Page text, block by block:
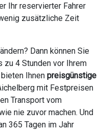
Ihr reservierter Fahrer
zusätzliche Zeit
Dann können Sie
zu 4 Stunden vor Ihrem
Ihnen preisgünstige
mit Festpreisen
Transport vom
nie zuvor machen. Und
365 Tagen im Jahr